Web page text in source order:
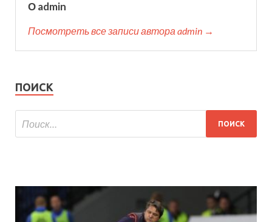
О admin
Посмотреть все записи автора admin →
ПОИСК